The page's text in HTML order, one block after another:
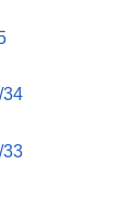
34
33